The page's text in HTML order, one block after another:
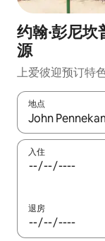
约翰·彭尼
源
上爱彼迎预订特
地点
如有搜索结果，
入住
退房